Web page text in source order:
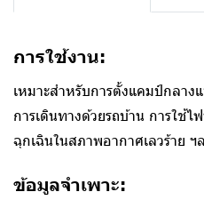
การใช้งาน:
เหมาะสำหรับการตั้งแคมป์กลาง
การเดินทางด้วยรถบ้าน การใช้
ฉุกเฉินในสภาพอากาศเลวร้าย ฯ
ข้อมูลจำเพาะ: